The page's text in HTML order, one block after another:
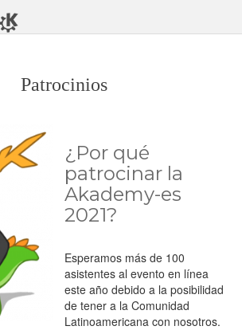
Patrocinios
¿Por qué
patrocinar la
Akademy-es
2021?
Esperamos más de 100
asistentes al evento en línea
este año debido a la posibilidad
de tener a la Comunidad
Latinoamericana con nosotros.